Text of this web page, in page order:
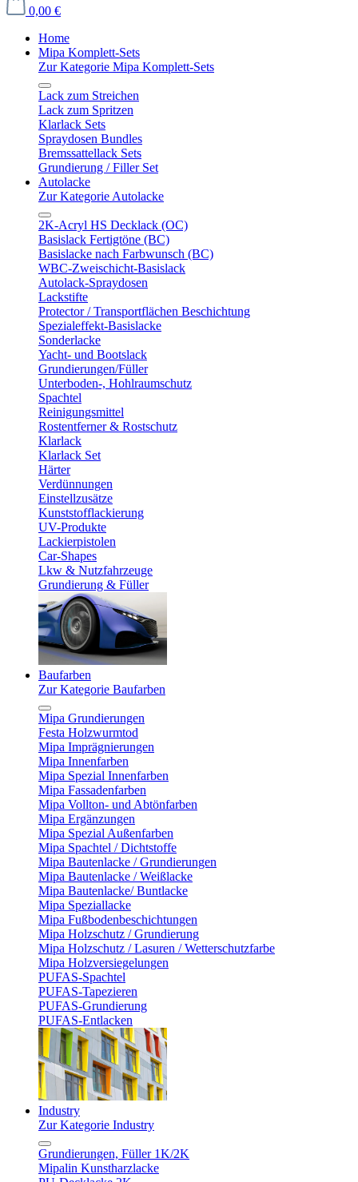
0,00 €
Home
Mipa Komplett-Sets
Zur Kategorie Mipa Komplett-Sets
Lack zum Streichen
Lack zum Spritzen
Klarlack Sets
Spraydosen Bundles
Bremssattellack Sets
Grundierung / Filler Set
Autolacke
Zur Kategorie Autolacke
2K-Acryl HS Decklack (OC)
Basislack Fertigtöne (BC)
Basislacke nach Farbwunsch (BC)
WBC-Zweischicht-Basislack
Autolack-Spraydosen
Lackstifte
Protector / Transportflächen Beschichtung
Spezialeffekt-Basislacke
Sonderlacke
Yacht- und Bootslack
Grundierungen/Füller
Unterboden-, Hohlraumschutz
Spachtel
Reinigungsmittel
Rostentferner & Rostschutz
Klarlack
Klarlack Set
Härter
Verdünnungen
Einstellzusätze
Kunststofflackierung
UV-Produkte
Lackierpistolen
Car-Shapes
Lkw & Nutzfahrzeuge
Grundierung & Füller
Baufarben
Zur Kategorie Baufarben
Mipa Grundierungen
Festa Holzwurmtod
Mipa Imprägnierungen
Mipa Innenfarben
Mipa Spezial Innenfarben
Mipa Fassadenfarben
Mipa Vollton- und Abtönfarben
Mipa Ergänzungen
Mipa Spezial Außenfarben
Mipa Spachtel / Dichtstoffe
Mipa Bautenlacke / Grundierungen
Mipa Bautenlacke / Weißlacke
Mipa Bautenlacke/ Buntlacke
Mipa Speziallacke
Mipa Fußbodenbeschichtungen
Mipa Holzschutz / Grundierung
Mipa Holzschutz / Lasuren / Wetterschutzfarbe
Mipa Holzversiegelungen
PUFAS-Spachtel
PUFAS-Tapezieren
PUFAS-Grundierung
PUFAS-Entlacken
Industry
Zur Kategorie Industry
Grundierungen, Füller 1K/2K
Mipalin Kunstharzlacke